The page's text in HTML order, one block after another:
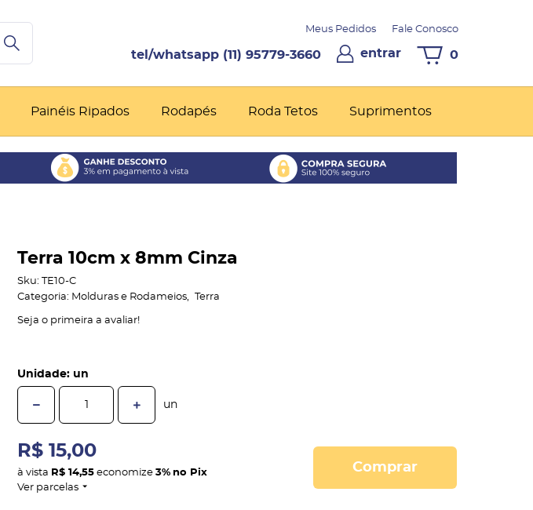
Meus Pedidos Fale Conosco
(11) 95779-3660 entrar 0
Painéis Ripados Rodapés Roda Tetos Suprimentos
Terra 10cm x 8mm Cinza
Sku: TE10-C
Categoria: Molduras e Rodameios Terra
Seja o primeira a avaliar!
Unidade: un
un
R$ 15,00
à vista R$ 14,55 economize 3% no Pix
Ver parcelas
Comprar